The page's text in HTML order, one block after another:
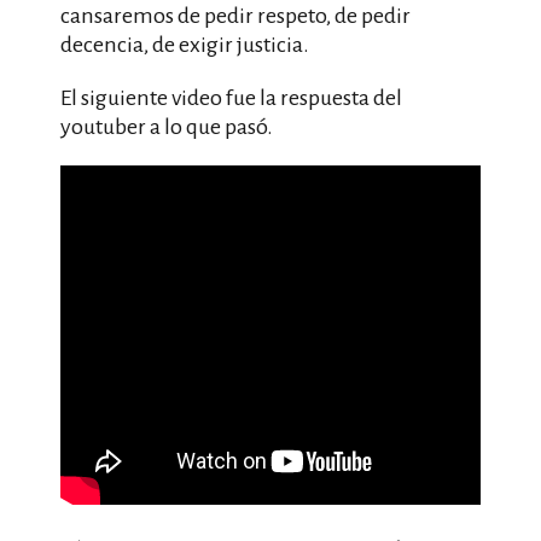
cansaremos de pedir respeto, de pedir
decencia, de exigir justicia.
El siguiente video fue la respuesta del
youtuber a lo que pasó.